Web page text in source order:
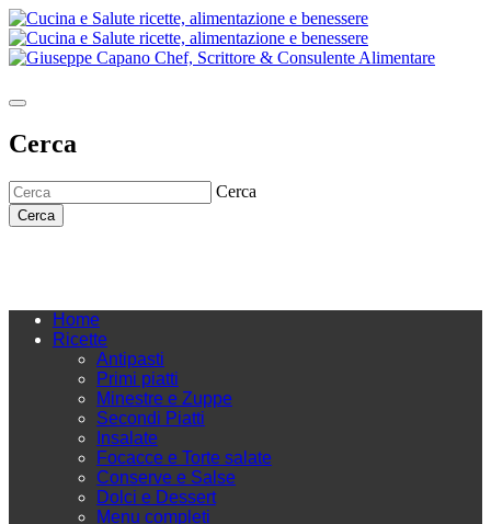
Cerca
Cerca
Cerca
Home
Ricette
Antipasti
Primi piatti
Minestre e Zuppe
Secondi Piatti
Insalate
Focacce e Torte salate
Conserve e Salse
Dolci e Dessert
Menu completi